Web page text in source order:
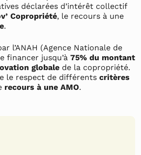
déclarées d’intérêt collectif
Copropriété, le recours à une
.
l’ANAH (Agence Nationale de
financer jusqu’à 75% du montant
globale de la copropriété.
le respect de différents critères
recours à une AMO.